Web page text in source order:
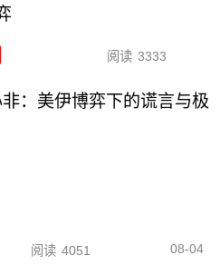
阅读 3333
：美伊博弈下的谎言与极
阅读 4051 08-04